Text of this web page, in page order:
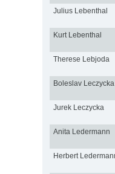
Julius Lebenthal
Kurt Lebenthal
Therese Lebjoda
Boleslav Leczycka
Jurek Leczycka
Anita Ledermann
Herbert